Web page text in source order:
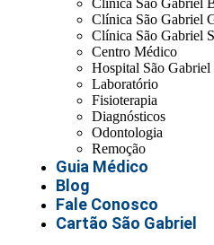
Clínica São Gabriel
Clínica São Gabriel
Clínica São Gabriel
Centro Médico
Hospital São Gabriel
Laboratório
Fisioterapia
Diagnósticos
Odontologia
Remoção
Guia Médico
Blog
Fale Conosco
Cartão São Gabriel